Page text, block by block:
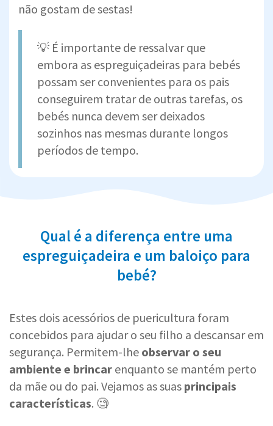
não gostam de sestas!
💡 É importante de ressalvar que
embora as espreguiçadeiras para bebés
possam ser convenientes para os pais
conseguirem tratar de outras tarefas, os
bebés nunca devem ser deixados
sozinhos nas mesmas durante longos
períodos de tempo.
Qual é a diferença entre uma
espreguiçadeira e um baloiço para
bebé?
Estes dois acessórios de puericultura foram
concebidos para ajudar o seu filho a descansar em
segurança. Permitem-lhe observar o seu
ambiente e brincar enquanto se mantém perto
da mãe ou do pai. Vejamos as suas principais
características. 🧐